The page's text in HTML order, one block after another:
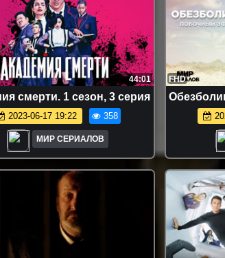
44:01
смepти. 1 сезон, 3 серия
2023-06-17 19:22 358
МИР СЕРИАЛОВ
FHD